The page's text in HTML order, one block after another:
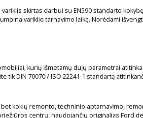
skirtas darbui su EN590 standarto
variklio tarnavimo laiką. Norėdami
kurių išmetamų dujų parametrai
tik DIN 70070 / ISO 22241-1 standartą
kokių remonto, techninio aptarnavimo,
centrų, naudojančių originalias Ford